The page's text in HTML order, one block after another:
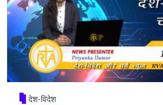
देश-विदेश